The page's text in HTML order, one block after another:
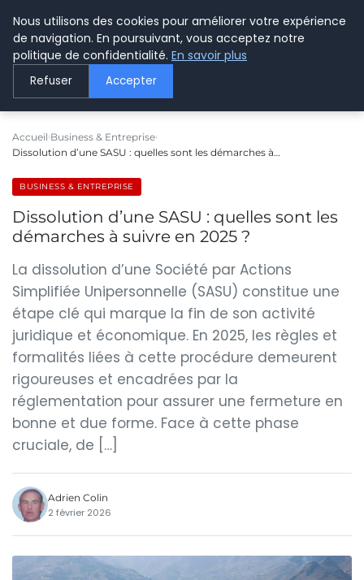
LE WEBMARKETING
Accueil Business & Entreprise
Dissolution d’une SASU : quelles sont les démarches à…
BUSINESS & ENTREPRISE
Dissolution d’une SASU : quelles sont les
démarches à suivre en 2025 ?
La dissolution d’une Société par Actions
Simplifiée Unipersonnelle (SASU) constitue une
étape clé qui marque la fin de son activité
juridique et économique. En 2025, les règles et
formalités liées à cette procédure demeurent
rigoureuses et encadrées par la
réglementation pour assurer une fermeture en
bonne et due forme. Face à cette phase
cruciale, de […]
Adrien Colin
2 février 2026
Nous utilisons des cookies pour améliorer votre expérience
de navigation. En poursuivant, vous acceptez notre
politique de confidentialité. En savoir plus
Refuser Accepter